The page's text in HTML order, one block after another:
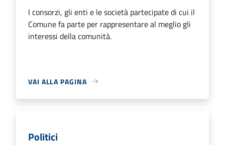
I consorzi, gli enti e le società partecipate di cui il
Comune fa parte per rappresentare al meglio gli
interessi della comunità.
VAI ALLA PAGINA
Politici